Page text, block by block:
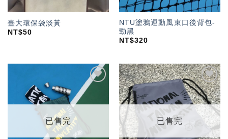
臺大環保袋淡黃
NT$50
NTU塗鴉運動風束口後背包-
勁黑
NT$320
望輕
已售完
加入
「願
望輕
單」
已售完